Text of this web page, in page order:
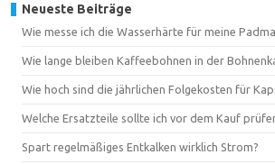
Neueste Beiträge
Wie messe ich die Wasserhärte für meine
Wie lange bleiben Kaffeebohnen in der
Wie hoch sind die jährlichen Folgekosten für
Welche Ersatzteile sollte ich vor dem Kauf
Spart regelmäßiges Entkalken wirklich Strom?